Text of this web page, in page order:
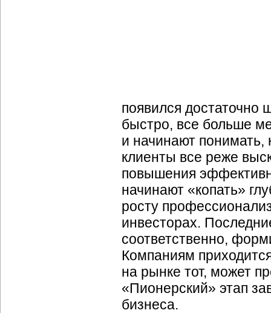
появился достаточно
быстро, все больше
и начинают понимать,
клиенты все реже
повышения
начинают «копать»
росту
инвесторах.
соответственно,
Компаниям
на рынке тот, может
«Пионерский» этап
бизнеса.